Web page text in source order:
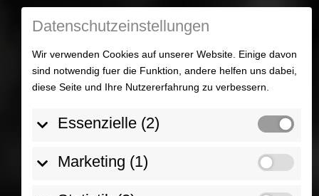
Datenschutzeinstellungen
Wir verwenden Cookies auf unserer Website. Einige davon
sind notwendig fuer die Funktion, andere helfen uns dabei,
diese Seite und Ihre Nutzererfahrung zu verbessern.
Essenzielle (2)
Marketing (1)